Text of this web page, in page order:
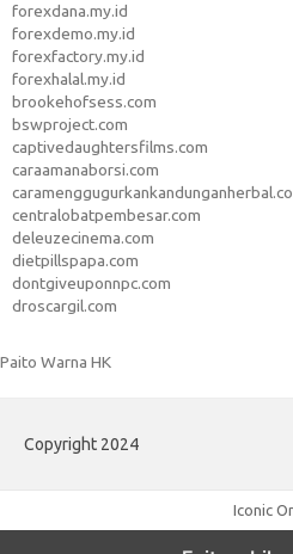
forexdana.my.id
forexdemo.my.id
forexfactory.my.id
forexhalal.my.id
brookehofsess.com
bswproject.com
captivedaughtersfilms.com
caraamanaborsi.com
centralobatpembesar.com
deleuzecinema.com
dietpillspapa.com
dontgiveuponnpc.com
droscargil.com
Paito Warna HK
Copyright 2024
Iconic